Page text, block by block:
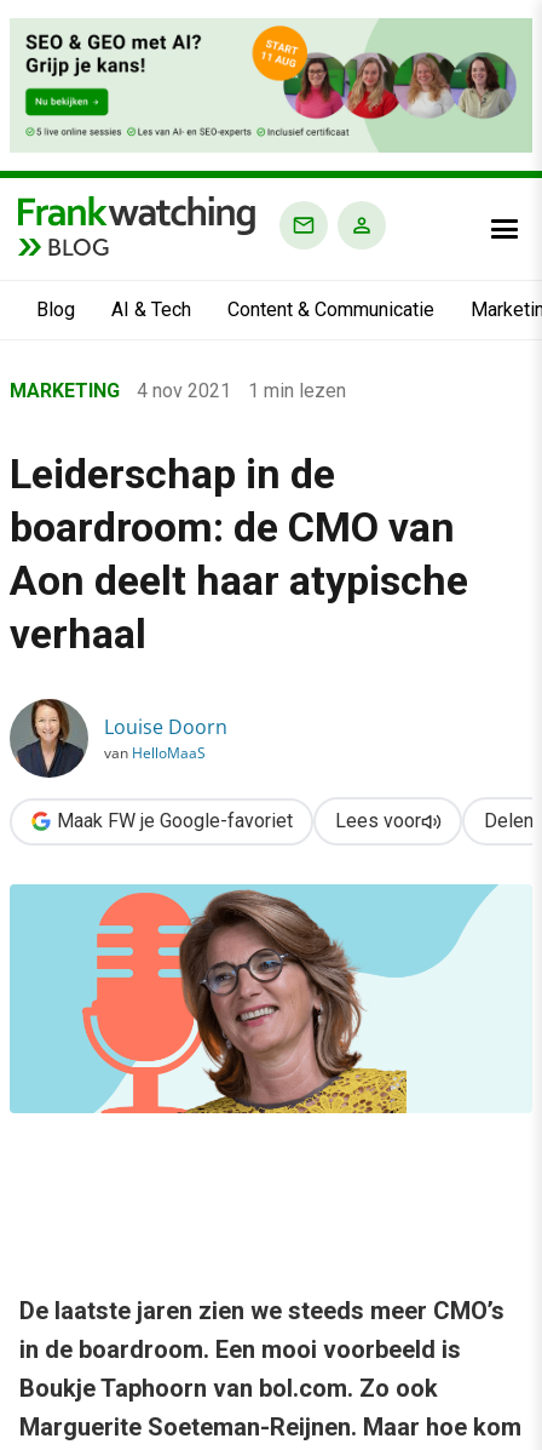
BLOG
Blog AI & Tech Content & Communicatie
›
›
Marketing
Leiderschap in de boardroom: de CMO van Aon deelt haar
MARKETING 4 nov 2021 1 min lezen
Leiderschap in de
boardroom: de CMO van
Aon deelt haar atypische
verhaal
Louise Doorn
van HelloMaaS
Maak FW je Google-favoriet Lees voor Delen
De laatste jaren zien we steeds meer CMO’s
in de boardroom. Een mooi voorbeeld is
Boukje Taphoorn van bol.com. Zo ook
Marguerite Soeteman-Reijnen. Maar hoe kom